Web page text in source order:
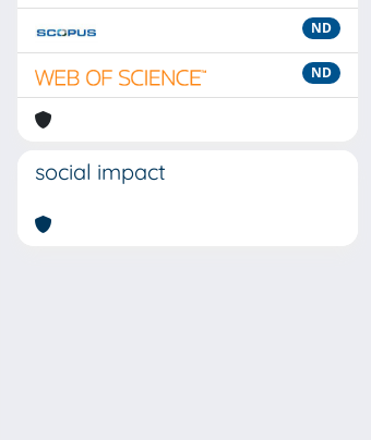
ND
ND
social impact